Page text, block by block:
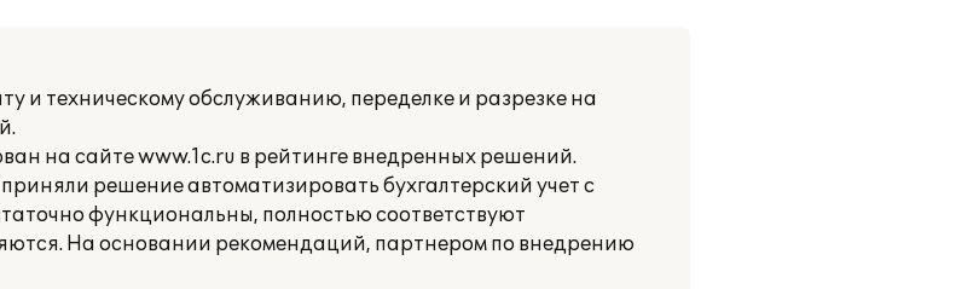
и техническому обслуживанию, переделке и разрезке на
на сайте www.1c.ru в рейтинге внедренных решений.
решение автоматизировать бухгалтерский учет с
функциональны, полностью соответствуют
На основании рекомендаций, партнером по внедрению